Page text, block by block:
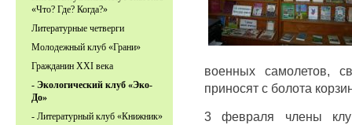
военных самолетов,
приносят с болота
3 февраля члены
«Что? Где? Когда?»
Литературные четверги
Молодежный клуб «Грани»
Гражданин XXI века
- Экологический клуб «Эко-
До»
- Литературный клуб «Книжник»